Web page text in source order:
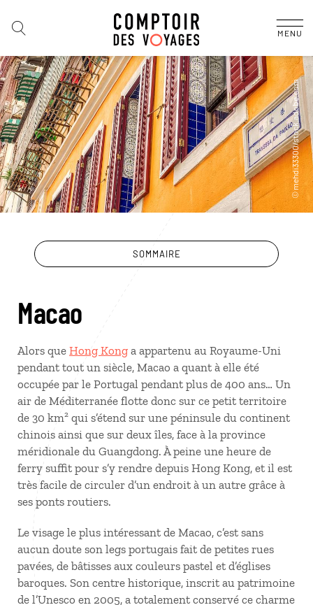
MENU
SOMMAIRE
Macao
Alors que Hong Kong a appartenu au Royaume-Uni
pendant tout un siècle, Macao a quant à elle été
occupée par le Portugal pendant plus de 400 ans… Un
air de Méditerranée flotte donc sur ce petit territoire
de 30 km² qui s’étend sur une péninsule du continent
chinois ainsi que sur deux îles, face à la province
méridionale du Guangdong. À peine une heure de
ferry suffit pour s’y rendre depuis Hong Kong, et il est
très facile de circuler d’un endroit à un autre grâce à
ses ponts routiers.
Le visage le plus intéressant de Macao, c’est sans
aucun doute son legs portugais fait de petites rues
pavées, de bâtisses aux couleurs pastel et d’églises
baroques. Son centre historique, inscrit au patrimoine
de l’Unesco en 2005, a totalement conservé ce charme